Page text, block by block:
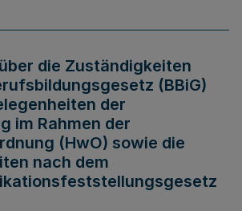
die Zuständigkeiten
(BBiG)
der
im Rahmen der
(HwO) sowie die
nach dem